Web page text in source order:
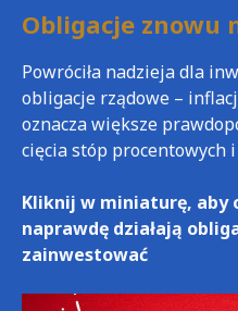
Obligacje znowu
Powróciła nadzieja dla
obligacje rządowe –
oznacza większe
cięcia stóp procentowych i
Kliknij w miniaturę, aby
naprawdę działają
zainwestować